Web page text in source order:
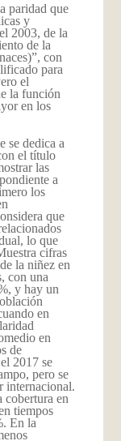
paridad que
y
2003, de la
de la
con
para
el
la función
en los
se dedica a
el título
las
a
los
que
lo que
cifras
la niñez en
con una
y hay un
en
en
de
2017 se
pero se
internacional.
en
tiempos
En la